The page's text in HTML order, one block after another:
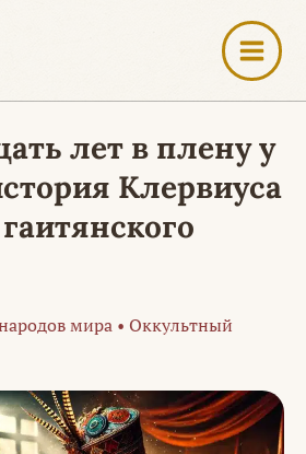
лет в плену у
Клервиуса
мира • Оккультный